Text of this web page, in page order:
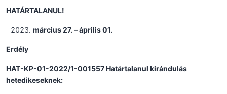
HATÁRTALANUL!
március 27. – április 01.
Erdély
HAT-KP-01-2022/1-001557 Határtalanul kirándulás
hetedikeseknek: